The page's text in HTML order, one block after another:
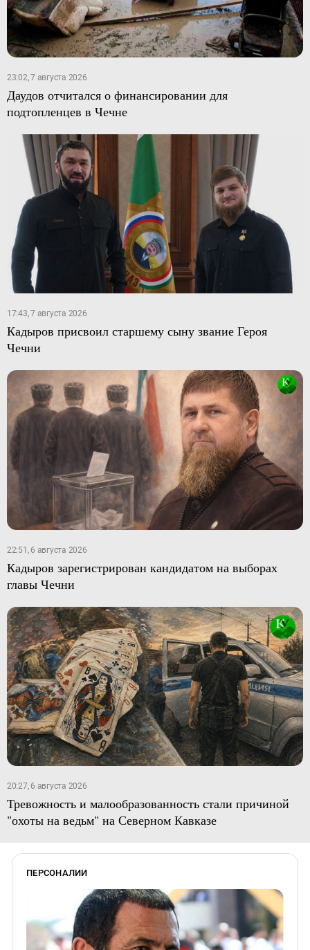
23:02, 7 августа 2026
Даудов отчитался о финансировании для
подтопленцев в Чечне
17:43, 7 августа 2026
Кадыров присвоил старшему сыну звание Героя
Чечни
22:51, 6 августа 2026
Кадыров зарегистрирован кандидатом на выборах
главы Чечни
20:27, 6 августа 2026
Тревожность и малообразованность стали причиной
"охоты на ведьм" на Северном Кавказе
ПЕРСОНАЛИИ